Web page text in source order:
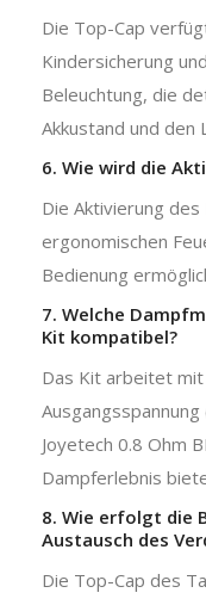
Die Top-Cap
Kindersicherung
Beleuchtung, die
Akkustand und den
6. Wie wird die
Die Aktivierung
ergonomischen
Bedienung
7. Welche
Kit kompatibel?
Das Kit arbeitet
Joyetech 0.8 Ohm
Dampferlebnis
8. Wie erfolgt die
Austausch des
Die Top-Cap des